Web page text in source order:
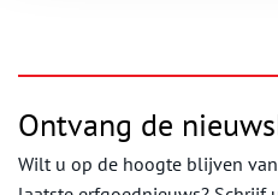
Ontvang de
Wilt u op de hoogte blijven